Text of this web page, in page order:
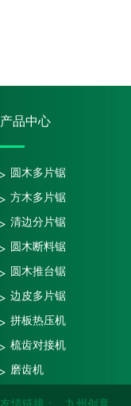
产品中心
圆木多片锯
方木多片锯
清边分片锯
圆木断料锯
圆木推台锯
边皮多片锯
拼板热压机
梳齿对接机
磨齿机